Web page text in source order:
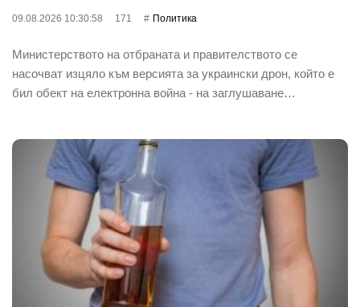
09.08.2026 10:30:58 171 Политика
Министерството на отбраната и правителството се
насочват изцяло към версията за украински дрон, който е
бил обект на електронна война - на заглушаване…